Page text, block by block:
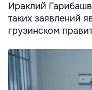
Ираклий
таких заявлений
грузинском